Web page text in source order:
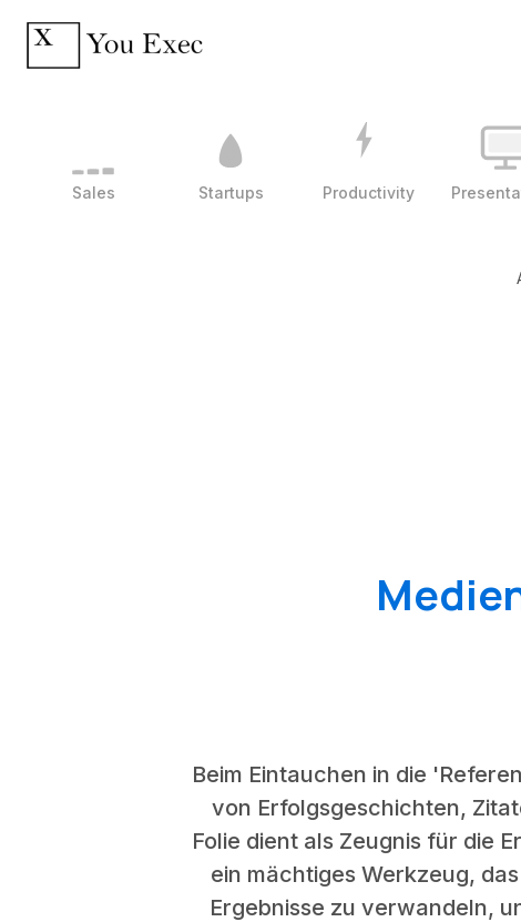
Sales Startups Productivity
Beim Eintauchen in die
von Erfolgsgeschichten,
Folie dient als Zeugnis für die
ein mächtiges Werkzeug,
Ergebnisse zu verwandeln,